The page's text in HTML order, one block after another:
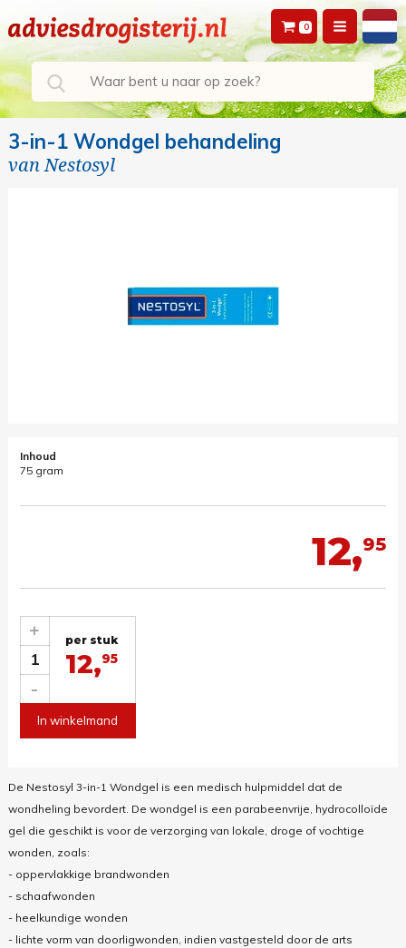
0
3-in-1 Wondgel behandeling
vanNestosyl
Inhoud
75 gram
12,95
1
-
+ per stuk
12,95
In winkelmand
De Nestosyl 3-in-1 Wondgel is een medisch hulpmiddel dat de
wondheling bevordert. De wondgel is een parabeenvrije, hydrocolloïde
gel die geschikt is voor de verzorging van lokale, droge of vochtige
wonden, zoals:
- oppervlakkige brandwonden
- schaafwonden
- heelkundige wonden
- lichte vorm van doorligwonden, indien vastgesteld door de arts